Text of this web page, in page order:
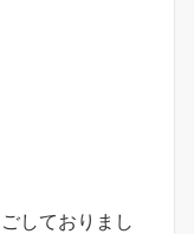
しておりまし